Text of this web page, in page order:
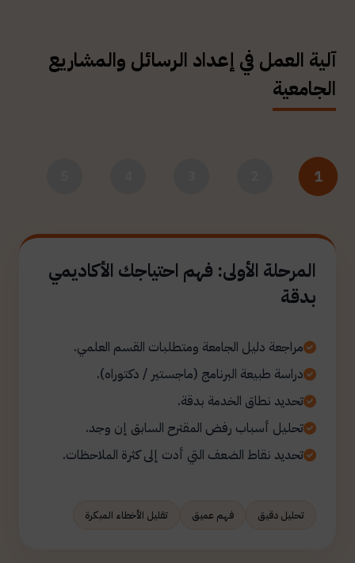
آلية العمل في إعداد الرسائل والمشاريع
الجامعية
1
المرحلة الأولى: فهم احتياجك الأكاديمي
بدقة
مراجعة دليل الجامعة ومتطلبات القسم العلمي.
دراسة طبيعة البرنامج (ماجستير / دكتوراه).
تحديد نطاق الخدمة بدقة.
تحليل أسباب رفض المقترح السابق إن وجد.
تحديد نقاط الضعف التي أدت إلى كثرة الملاحظات.
تحليل دقيق فهم عميق تقليل الأخطاء المبكرة